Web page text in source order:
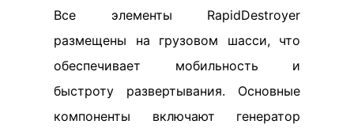
Все элементы RapidDestroyer
размещены на грузовом шасси, что
обеспечивает мобильность и
быстроту развертывания. Основные
компоненты включают генератор